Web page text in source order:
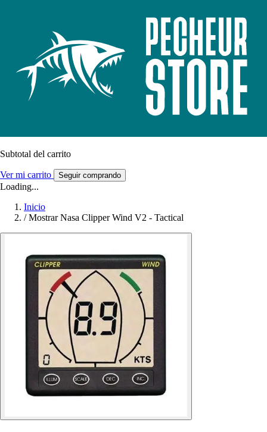
Subtotal del carrito
Ver mi carrito Seguir comprando
Loading...
Inicio
/ Mostrar Nasa Clipper Wind V2 - Tactical